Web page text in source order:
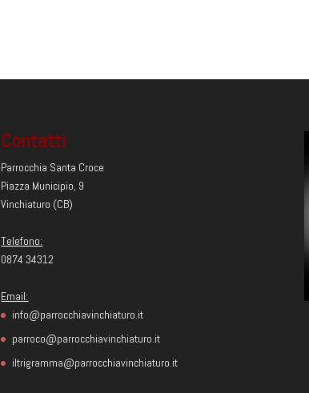
Contatti
Parrocchia Santa Croce
Piazza Municipio, 9
Vinchiaturo (CB)
Telefono:
0874 34312
Email:
info@parrocchiavinchiaturo.it
parroco@parrocchiavinchiaturo.it
iltrigramma@parrocchiavinchiaturo.it